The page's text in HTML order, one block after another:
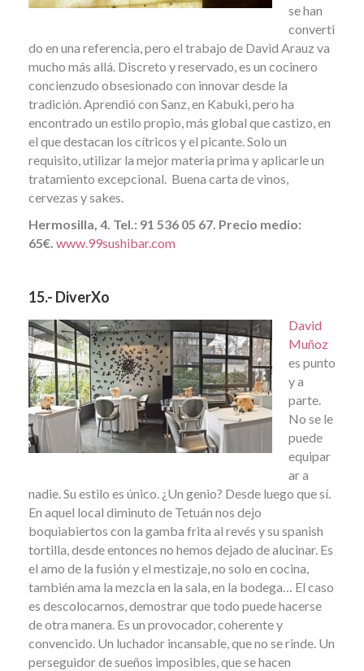
se han
converti
do en una referencia, pero el trabajo de David Arauz va
mucho más allá. Discreto y reservado, es un cocinero
concienzudo obsesionado con innovar desde la
tradición. Aprendió con Sanz, en Kabuki, pero ha
encontrado un estilo propio, más global que castizo, en
el que destacan los cítricos y el picante. Solo un
requisito, utilizar la mejor materia prima y aplicarle un
tratamiento excepcional. Buena carta de vinos,
cervezas y sakes.
Hermosilla, 4. Tel.: 91 536 05 67. Precio medio:
65€. www.99sushibar.com
15.- DiverXo
David
Muñoz
es punto
y a
parte.
No se le
puede
equipar
ar a
nadie. Su estilo es único. ¿Un genio? Desde luego que sí.
En aquel local diminuto de Tetuán nos dejo
boquiabiertos con la gamba frita al revés y su spanish
tortilla, desde entonces no hemos dejado de alucinar. Es
el amo de la fusión y el mestizaje, no solo en cocina,
también ama la mezcla en la sala, en la bodega… El caso
es descolocarnos, demostrar que todo puede hacerse
de otra manera. Es un provocador, coherente y
convencido. Un luchador incansable, que no se rinde. Un
perseguidor de sueños imposibles, que se hacen